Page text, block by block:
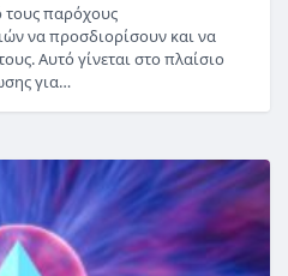
τους παρόχους
να προσδιορίσουν και να
Αυτό γίνεται στο πλαίσιο
για…